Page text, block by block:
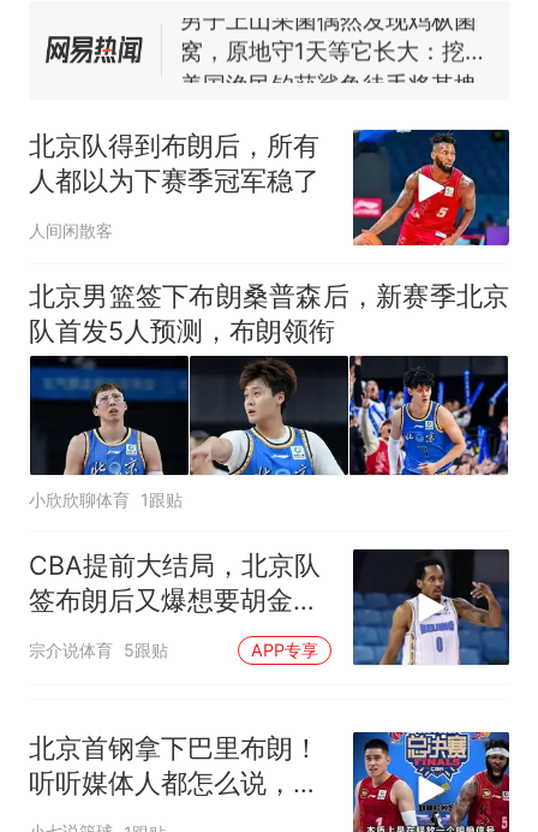
140多朵
美国渔民钓获鲨鱼徒手将其拽
回大海 目击者直呼震惊 （视频
官方通报
热
那个在床头放菜刀的女孩，
因老师一句“跟我回家”改写了
北京队得到布朗后，所有
人都以为下赛季冠军稳了
人间闲散客
北京男篮签下布朗桑普森后，新赛季北京
队首发5人预测，布朗领衔
小欣欣聊体育 1跟贴
CBA提前大结局，北京队
签布朗后又爆想要胡金
秋，其他队没戏了
宗介说体育 5跟贴 APP专享
北京首钢拿下巴里布朗！
听听媒体人都怎么说，走
了个小的来了个大的